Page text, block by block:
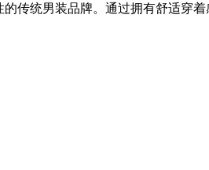
传统男装品牌。通过拥有舒适穿